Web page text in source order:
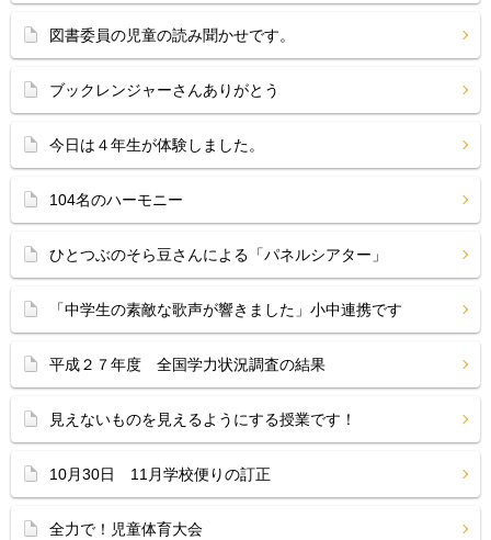
図書委員の児童の読み聞かせです。
ブックレンジャーさんありがとう
今日は４年生が体験しました。
104名のハーモニー
ひとつぶのそら豆さんによる「パネルシアター」
「中学生の素敵な歌声が響きました」小中連携です
平成２７年度 全国学力状況調査の結果
見えないものを見えるようにする授業です！
10月30日 11月学校便りの訂正
全力で！児童体育大会